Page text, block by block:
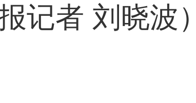
记者 刘晓波）